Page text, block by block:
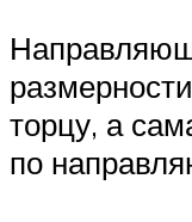
торцу, а
по